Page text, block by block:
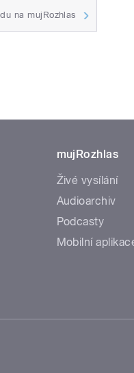
na mujRozhlas
mujRozhlas
Živé vysílání
Audioarchiv
Podcasty
Mobilní